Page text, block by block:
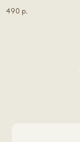
490 р.